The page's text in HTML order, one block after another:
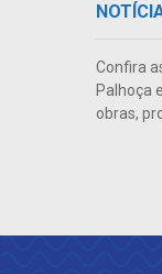
Confira
Palhoça
obras,